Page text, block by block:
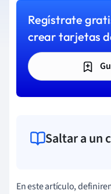
Regístrate
crear tarjetas
Saltar a un
En este artículo,